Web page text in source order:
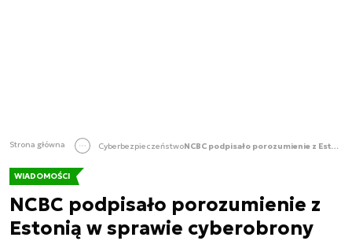
Strona główna Cyberbezpieczeństwo NCBC podpisało porozumienie z Estonią w sprawie cyberobrony
WIADOMOŚCI
NCBC podpisało porozumienie z
Estonią w sprawie cyberobrony